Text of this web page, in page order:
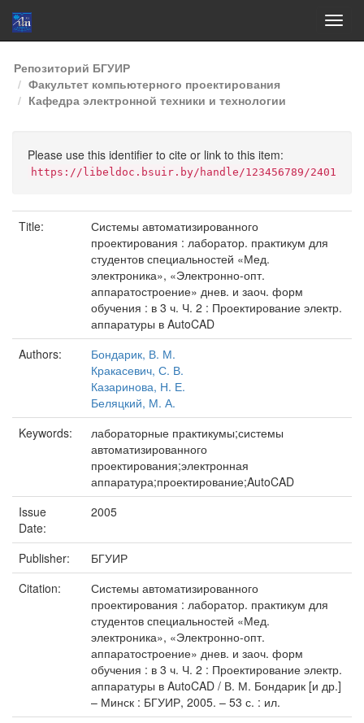
Skip
navigation
Репозиторий БГУИР
Факультет компьютерного проектирования
Кафедра электронной техники и технологии
Please use this identifier to cite or link to this item:
https://libeldoc.bsuir.by/handle/123456789/2401
Title:
Системы автоматизированного
проектирования : лаборатор. практикум для
студентов специальностей «Мед.
электроника», «Электронно-опт.
аппаратостроение» днев. и заоч. форм
обучения : в 3 ч. Ч. 2 : Проектирование электр.
аппаратуры в AutoCAD
Authors:
Бондарик, В. М.
Кракасевич, С. В.
Казаринова, Н. Е.
Беляцкий, М. А.
Keywords:
лабораторные практикумы;системы
автоматизированного
проектирования;электронная
аппаратура;проектирование;AutoCAD
Issue
Date:
2005
Publisher:
БГУИР
Citation:
Системы автоматизированного
проектирования : лаборатор. практикум для
студентов специальностей «Мед.
электроника», «Электронно-опт.
аппаратостроение» днев. и заоч. форм
обучения : в 3 ч. Ч. 2 : Проектирование электр.
аппаратуры в AutoCAD / В. М. Бондарик [и др.]
– Минск : БГУИР, 2005. – 53 с. : ил.